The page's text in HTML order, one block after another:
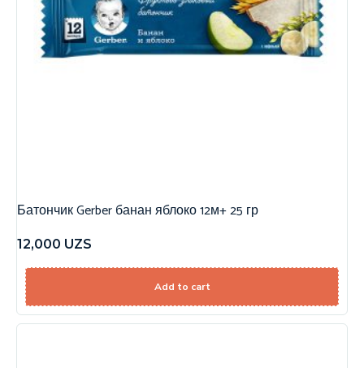
Батончик Gerber банан яблоко 12м+ 25 гр
12,000 UZS
Add to cart